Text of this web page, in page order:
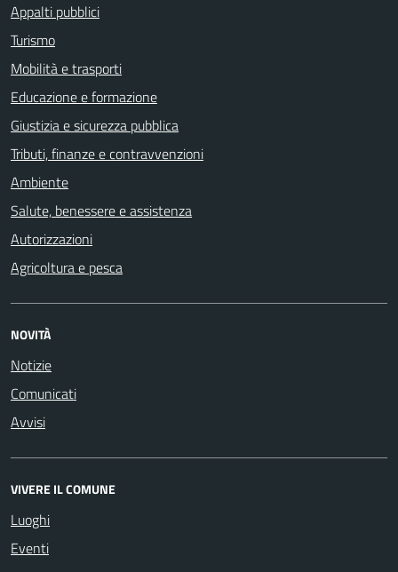
Appalti pubblici
Turismo
Mobilità e trasporti
Educazione e formazione
Giustizia e sicurezza pubblica
Tributi, finanze e contravvenzioni
Ambiente
Salute, benessere e assistenza
Autorizzazioni
Agricoltura e pesca
NOVITÀ
Notizie
Comunicati
Avvisi
VIVERE IL COMUNE
Luoghi
Eventi